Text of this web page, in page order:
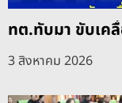
ทต.ทับมา ขับเคลื่
3 สิงหาคม 2026